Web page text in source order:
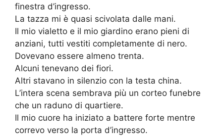
finestra d’ingresso.
La tazza mi è quasi scivolata dalle mani.
Il mio vialetto e il mio giardino erano pieni di
anziani, tutti vestiti completamente di nero.
Dovevano essere almeno trenta.
Alcuni tenevano dei fiori.
Altri stavano in silenzio con la testa china.
L’intera scena sembrava più un corteo funebre
che un raduno di quartiere.
Il mio cuore ha iniziato a battere forte mentre
correvo verso la porta d’ingresso.